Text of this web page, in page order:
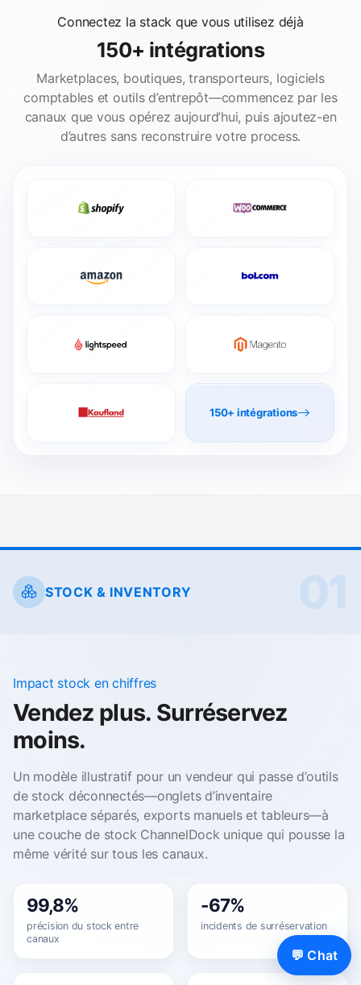
💬 Chat
Connectez la stack que vous utilisez déjà
150+ intégrations
Marketplaces, boutiques, transporteurs, logiciels
comptables et outils d’entrepôt—commencez par les
canaux que vous opérez aujourd’hui, puis ajoutez-en
d’autres sans reconstruire votre process.
150+ intégrations
STOCK & INVENTORY
Impact stock en chiffres
Vendez plus. Surréservez
moins.
Un modèle illustratif pour un vendeur qui passe d’outils
de stock déconnectés—onglets d’inventaire
marketplace séparés, exports manuels et tableurs—à
une couche de stock ChannelDock unique qui pousse la
même vérité sur tous les canaux.
99,8%
précision du stock entre
canaux
-67%
incidents de surréservation